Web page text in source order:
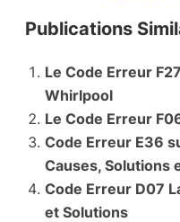
Publications
Le Code Erreur
Whirlpool
Le Code Erreur
Code Erreur E36
Causes, Solutions
Code Erreur D07
et Solutions